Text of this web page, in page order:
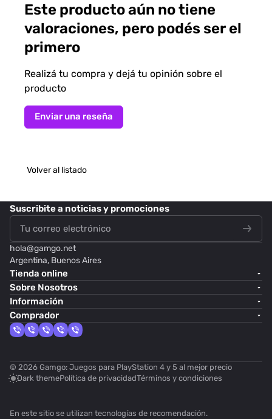
Este producto aún no tiene
valoraciones, pero podés ser el
primero
Realizá tu compra y dejá tu opinión sobre el
producto
Enviar una reseña
Volver al listado
Suscribitea noticias y promociones
hola@gamgo.net
Argentina, Buenos Aires
Tienda online
Sobre Nosotros
Información
Comprador
© 2026 Gamgo: Juegos para PlayStation 4 y 5 al mejor precio
Dark themePolítica de privacidadTérminos y condiciones
En este sitio se utilizan tecnologías de recomendación.